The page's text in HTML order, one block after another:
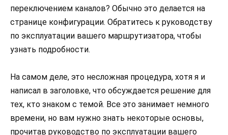
переключением каналов? Обычно это делается на
странице конфигурации. Обратитесь к руководству
по эксплуатации вашего маршрутизатора, чтобы
узнать подробности.
На самом деле, это несложная процедура, хотя я и
написал в заголовке, что обсуждается решение для
тех, кто знаком с темой. Все это занимает немного
времени, но вам нужно знать некоторые основы,
прочитав руководство по эксплуатации вашего